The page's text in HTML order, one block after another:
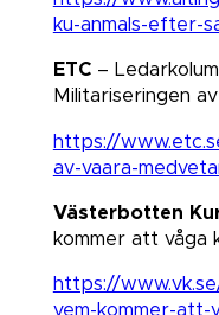
ku-anmals-efter-
ETC–
Militariseringen
https://
av-vaara-
Västerbotten
kommer att våga
https://
vem-kommer-att-